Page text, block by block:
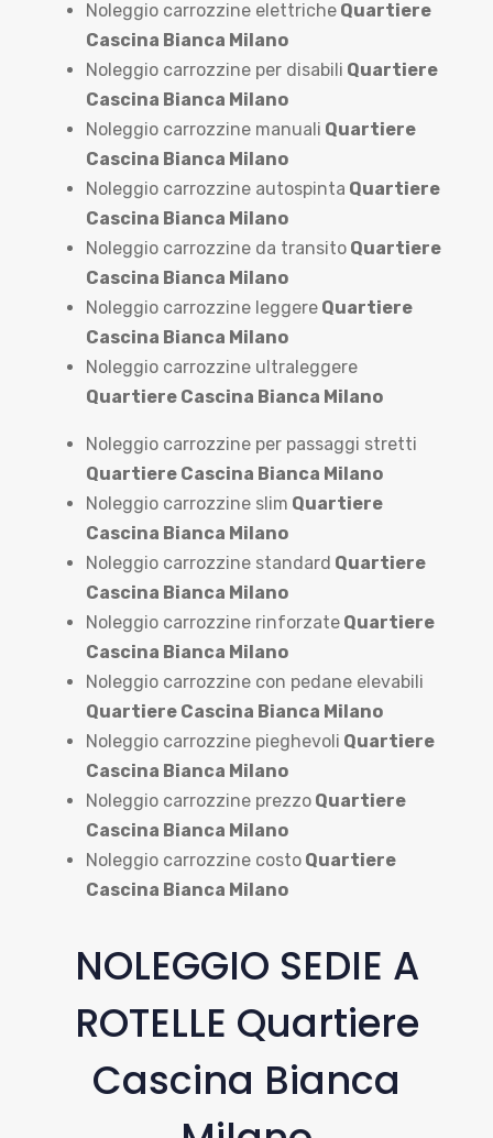
Noleggio carrozzine elettriche Quartiere
Cascina Bianca Milano
Noleggio carrozzine per disabili Quartiere
Cascina Bianca Milano
Noleggio carrozzine manuali Quartiere
Cascina Bianca Milano
Noleggio carrozzine autospinta Quartiere
Cascina Bianca Milano
Noleggio carrozzine da transito Quartiere
Cascina Bianca Milano
Noleggio carrozzine leggere Quartiere
Cascina Bianca Milano
Noleggio carrozzine ultraleggere
Quartiere Cascina Bianca Milano
Noleggio carrozzine per passaggi stretti
Quartiere Cascina Bianca Milano
Noleggio carrozzine slim Quartiere
Cascina Bianca Milano
Noleggio carrozzine standard Quartiere
Cascina Bianca Milano
Noleggio carrozzine rinforzate Quartiere
Cascina Bianca Milano
Noleggio carrozzine con pedane elevabili
Quartiere Cascina Bianca Milano
Noleggio carrozzine pieghevoli Quartiere
Cascina Bianca Milano
Noleggio carrozzine prezzo Quartiere
Cascina Bianca Milano
Noleggio carrozzine costo Quartiere
Cascina Bianca Milano
NOLEGGIO SEDIE A
ROTELLE Quartiere
Cascina Bianca